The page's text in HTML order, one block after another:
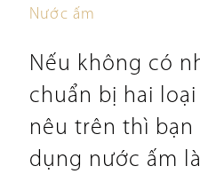
Nước ấm
Nếu không có
chuẩn bị hai
nêu trên thì
dụng nước ấm